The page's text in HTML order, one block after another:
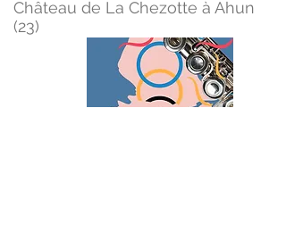
Château de La Chezotte à Ahun
(23)